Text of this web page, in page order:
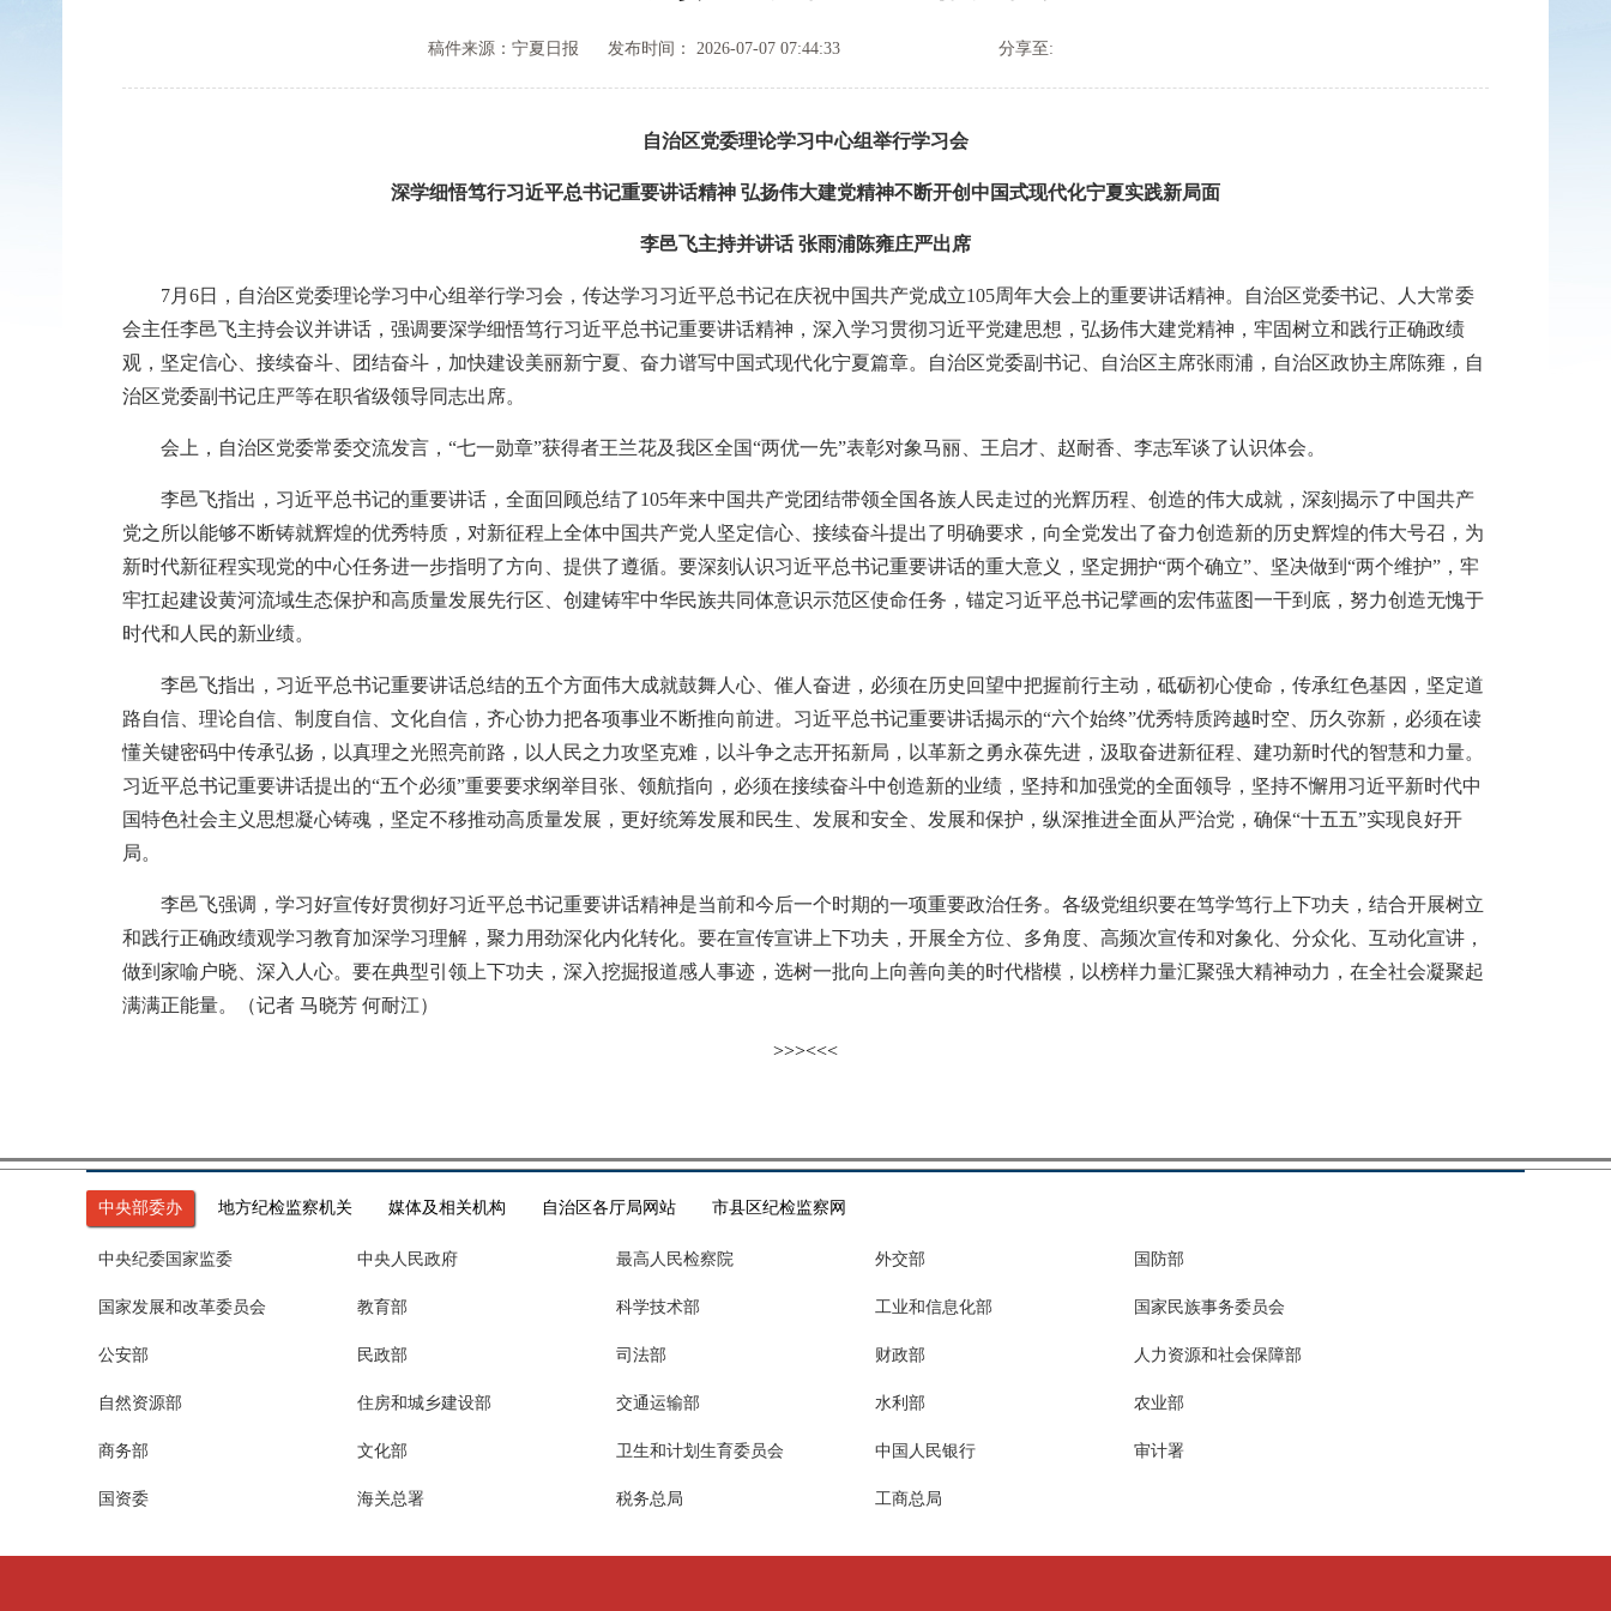
稿件来源：宁夏日报 发布时间： 2026-07-07 07:44:33 分享至:
自治区党委理论学习中心组举行学习会
深学细悟笃行习近平总书记重要讲话精神 弘扬伟大建党精神不断开创中国式现代化宁夏实践新局面
李邑飞主持并讲话 张雨浦陈雍庄严出席
7月6日，自治区党委理论学习中心组举行学习会，传达学习习近平总书记在庆祝中国共产党成立105周年大会上的重要讲话精神。自治区党委书记、人大常委
会主任李邑飞主持会议并讲话，强调要深学细悟笃行习近平总书记重要讲话精神，深入学习贯彻习近平党建思想，弘扬伟大建党精神，牢固树立和践行正确政绩
观，坚定信心、接续奋斗、团结奋斗，加快建设美丽新宁夏、奋力谱写中国式现代化宁夏篇章。自治区党委副书记、自治区主席张雨浦，自治区政协主席陈雍，自
治区党委副书记庄严等在职省级领导同志出席。
会上，自治区党委常委交流发言，“七一勋章”获得者王兰花及我区全国“两优一先”表彰对象马丽、王启才、赵耐香、李志军谈了认识体会。
李邑飞指出，习近平总书记的重要讲话，全面回顾总结了105年来中国共产党团结带领全国各族人民走过的光辉历程、创造的伟大成就，深刻揭示了中国共产
党之所以能够不断铸就辉煌的优秀特质，对新征程上全体中国共产党人坚定信心、接续奋斗提出了明确要求，向全党发出了奋力创造新的历史辉煌的伟大号召，为
新时代新征程实现党的中心任务进一步指明了方向、提供了遵循。要深刻认识习近平总书记重要讲话的重大意义，坚定拥护“两个确立”、坚决做到“两个维护”，牢
牢扛起建设黄河流域生态保护和高质量发展先行区、创建铸牢中华民族共同体意识示范区使命任务，锚定习近平总书记擘画的宏伟蓝图一干到底，努力创造无愧于
时代和人民的新业绩。
李邑飞指出，习近平总书记重要讲话总结的五个方面伟大成就鼓舞人心、催人奋进，必须在历史回望中把握前行主动，砥砺初心使命，传承红色基因，坚定道
路自信、理论自信、制度自信、文化自信，齐心协力把各项事业不断推向前进。习近平总书记重要讲话揭示的“六个始终”优秀特质跨越时空、历久弥新，必须在读
懂关键密码中传承弘扬，以真理之光照亮前路，以人民之力攻坚克难，以斗争之志开拓新局，以革新之勇永葆先进，汲取奋进新征程、建功新时代的智慧和力量。
习近平总书记重要讲话提出的“五个必须”重要要求纲举目张、领航指向，必须在接续奋斗中创造新的业绩，坚持和加强党的全面领导，坚持不懈用习近平新时代中
国特色社会主义思想凝心铸魂，坚定不移推动高质量发展，更好统筹发展和民生、发展和安全、发展和保护，纵深推进全面从严治党，确保“十五五”实现良好开
局。
李邑飞强调，学习好宣传好贯彻好习近平总书记重要讲话精神是当前和今后一个时期的一项重要政治任务。各级党组织要在笃学笃行上下功夫，结合开展树立
和践行正确政绩观学习教育加深学习理解，聚力用劲深化内化转化。要在宣传宣讲上下功夫，开展全方位、多角度、高频次宣传和对象化、分众化、互动化宣讲，
做到家喻户晓、深入人心。要在典型引领上下功夫，深入挖掘报道感人事迹，选树一批向上向善向美的时代楷模，以榜样力量汇聚强大精神动力，在全社会凝聚起
满满正能量。（记者 马晓芳 何耐江）
>>><<<
中央部委办 地方纪检监察机关 媒体及相关机构 自治区各厅局网站 市县区纪检监察网
中央纪委国家监委 中央人民政府 最高人民检察院 外交部 国防部
国家发展和改革委员会 教育部 科学技术部 工业和信息化部 国家民族事务委员会
公安部 民政部 司法部 财政部 人力资源和社会保障部
自然资源部 住房和城乡建设部 交通运输部 水利部 农业部
商务部 文化部 卫生和计划生育委员会 中国人民银行 审计署
国资委 海关总署 税务总局 工商总局